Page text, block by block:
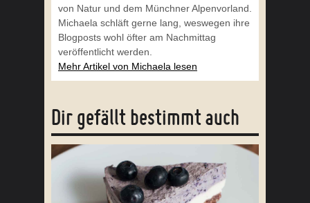
von Natur und dem Münchner Alpenvorland.
Michaela schläft gerne lang, weswegen ihre
Blogposts wohl öfter am Nachmittag
veröffentlicht werden.
Mehr Artikel von Michaela lesen
Dir gefällt bestimmt auch